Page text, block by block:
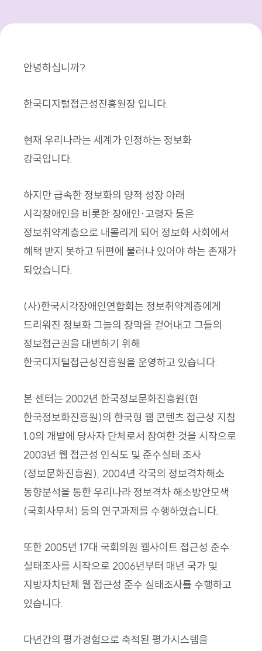
안녕하십니까?
한국디지털접근성진흥원장 입니다.
현재 우리나라는 세계가 인정하는 정보화
강국입니다.
하지만 급속한 정보화의 양적 성장 아래
시각장애인을 비롯한 장애인·고령자 등은
정보취약계층으로 내몰리게 되어 정보화 사회에서
혜택 받지 못하고 뒤편에 물러나 있어야 하는 존재가
되었습니다.
(사)한국시각장애인연합회는 정보취약계층에게
드리워진 정보화 그늘의 장막을 걷어내고 그들의
정보접근권을 대변하기 위해
한국디지털접근성진흥원을 운영하고 있습니다.
본 센터는 2002년 한국정보문화진흥원(현
한국정보화진흥원)의 한국형 웹 콘텐츠 접근성 지침
1.0의 개발에 당사자 단체로서 참여한 것을 시작으로
2003년 웹 접근성 인식도 및 준수실태 조사
(정보문화진흥원), 2004년 각국의 정보격차해소
동향분석을 통한 우리나라 정보격차 해소방안모색
(국회사무처) 등의 연구과제를 수행하였습니다.
또한 2005년 17대 국회의원 웹사이트 접근성 준수
실태조사를 시작으로 2006년부터 매년 국가 및
지방자치단체 웹 접근성 준수 실태조사를 수행하고
있습니다.
다년간의 평가경험으로 축적된 평가시스템을